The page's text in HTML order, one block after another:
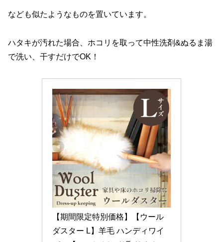
なども似たようなものを置いています。
ハタキが汚れた場合、ホコリを取って中性洗剤&ぬるま湯
で洗い、干すだけでOK！
【期間限定特別価格】【ウール
ダスター L】羊毛 ハンディワイ